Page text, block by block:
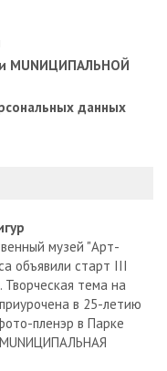
MUNИЦИПАЛЬНОЙ
данных
музей "Арт-
объявили старт III
тема на
в 25-летию
пленэр в Парке